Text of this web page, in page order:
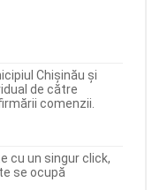
Chișinău și
de către
comenzii.
cu un singur click,
se ocupă